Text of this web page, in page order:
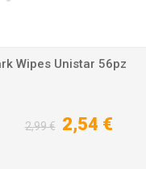
Wipes Unistar 56pz
2,99 € 2,54 €